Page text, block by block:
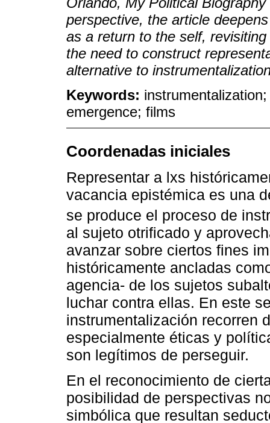
perspective, the article
as a return to the self,
the need to construct
alternative to
Keywords:
emergence; films
Coordenadas iniciales
Representar a lxs
vacancia epistémica es una
se produce el proceso de
al sujeto otrificado y
avanzar sobre ciertos fines
históricamente ancladas
agencia- de los sujetos
luchar contra ellas. En este
instrumentalización recorren
especialmente éticas y
son legítimos de perseguir.
En el reconocimiento de
posibilidad de perspectivas
simbólica que resultan